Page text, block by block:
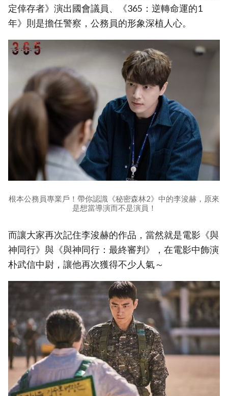
定倖存者》演出國會議員、《365：逆轉命運的1
年》則是擔任警察，公務員的形象深植人心。
根本公務員專業戶！帶你認識《秘密森林2》中的李浚赫，原來
是想當導演而不是演員！
而讓大家再次記住李浚赫的作品，當然就是電影《與
神同行》與《與神同行：最終審判》，在電影中飾演
朴武信中尉，讓他再次獲得不少人氣～